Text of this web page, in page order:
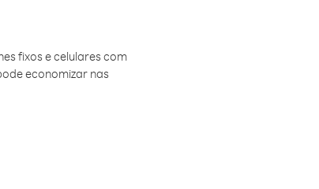
fixos e celulares com
economizar nas